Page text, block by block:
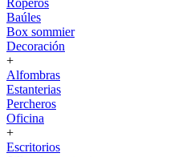
Roperos
Baúles
Box sommier
Decoración
+
Alfombras
Estanterias
Percheros
Oficina
+
Escritorios